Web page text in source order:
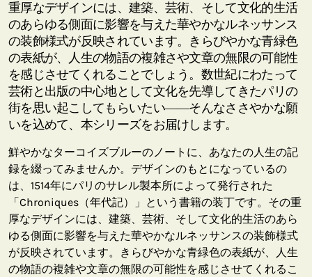
重厚なデザインには、建築、芸術、そして文化的生活
のあらゆる側面に影響を与えた華やかなルネッサンス
の装飾様式が反映されています。きらびやかな青緑色
の表紙が、人生の物語の複雑さや文章の無限の可能性
を感じさせてくれることでしょう。数世紀にわたって
芸術と出版の中心地として文化を先導してきたパリの
街を思い起こしてもらいたい――そんなささやかな願
いを込めて、本シリーズをお届けします。
鮮やかなターコイズブルーのノートに、あなたの人生の記
録を綴ってみませんか。デザインのもとになっているの
は、1514年にパリのサレル製本所によって発行された
「Chroniques（年代記）」という書籍の装丁です。その重
厚なデザインには、建築、芸術、そして文化的生活のあら
ゆる側面に影響を与えた華やかなルネッサンスの装飾様式
が反映されています。きらびやかな青緑色の表紙が、人生
の物語の複雑や文章の無限の可能性を感じさせてくれるこ